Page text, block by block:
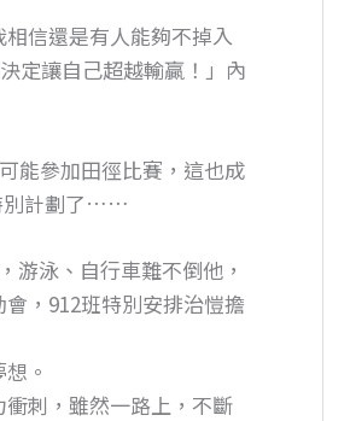
信還是有人能夠不掉入
定讓自己超越輸贏！」內
能參加田徑比賽，這也成
別計劃了……
游泳、自行車難不倒他，
，912班特別安排治愷擔
。
刺，雖然一路上，不斷